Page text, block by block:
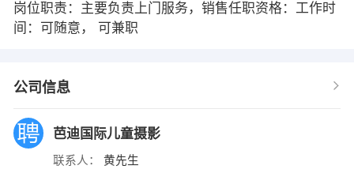
岗位职责：主要负责上门服务，销售任职资格：工作时
间：可随意， 可兼职
公司信息
芭迪国际儿童摄影
联系人： 黄先生